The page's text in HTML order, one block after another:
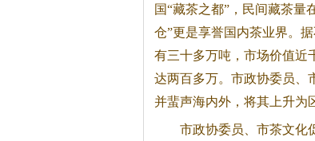
国“藏茶之都”，民间藏茶量
仓”更是享誉国内茶业界。
有三十多万吨，市场价值近
达两百多万。市政协委员、
并蜚声海内外，将其上升为
市政协委员、市茶文化